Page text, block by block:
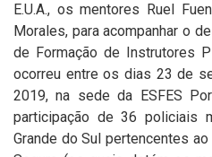
E.U.A., os mentores Ruel
Morales, para acompanhar o
de Formação de Instrutores
ocorreu entre os dias 23 de
2019, na sede da ESFES
participação de 36 policiais
Grande do Sul pertencentes